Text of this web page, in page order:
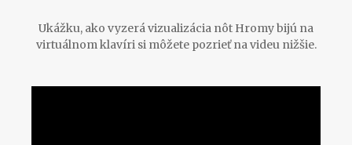
Ukážku, ako vyzerá vizualizácia nôt Hromy bijú na
virtuálnom klavíri si môžete pozrieť na videu nižšie.